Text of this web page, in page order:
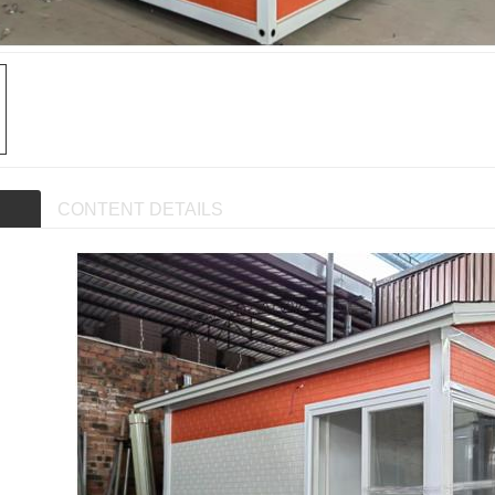
CONTENT DETAILS